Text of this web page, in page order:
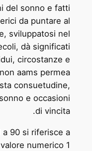
del sonno e fatti
da puntare al
sviluppatosi nel
dà significati
circostanze e
aams permea
consuetudine,
e occasioni
di vincita.
a 90 si riferisce a
numerico 1